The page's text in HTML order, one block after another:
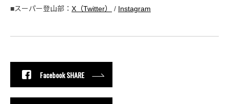
■スーパー登山部： X（Twitter） / Instagram
Facebook SHARE